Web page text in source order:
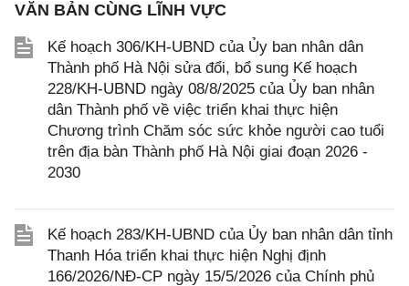
VĂN BẢN CÙNG LĨNH VỰC
Kế hoạch 306/KH-UBND của Ủy ban nhân dân
Thành phố Hà Nội sửa đổi, bổ sung Kế hoạch
228/KH-UBND ngày 08/8/2025 của Ủy ban nhân
dân Thành phố về việc triển khai thực hiện
Chương trình Chăm sóc sức khỏe người cao tuổi
trên địa bàn Thành phố Hà Nội giai đoạn 2026 -
2030
Kế hoạch 283/KH-UBND của Ủy ban nhân dân tỉnh
Thanh Hóa triển khai thực hiện Nghị định
166/2026/NĐ-CP ngày 15/5/2026 của Chính phủ